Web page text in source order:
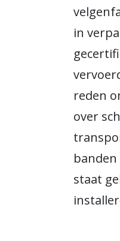
in
reden
over
staat